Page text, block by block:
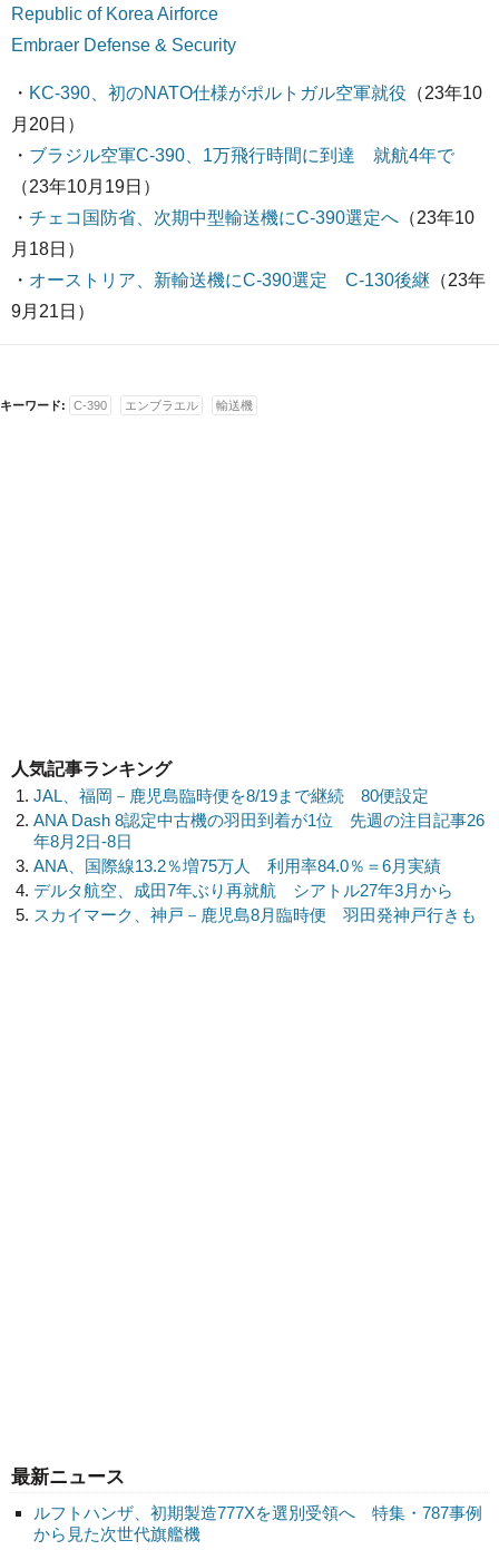
最新ニュース
ルフトハンザ、初期製造777Xを選別受領へ 特集・787事例
から見た次世代旗艦機
Republic of Korea Airforce
Embraer Defense & Security
・ KC-390、初のNATO仕様がポルトガル空軍就役 （23年10
月20日）
・ ブラジル空軍C-390、1万飛行時間に到達 就航4年で
（23年10月19日）
・ チェコ国防省、次期中型輸送機にC-390選定へ （23年10
月18日）
・ オーストリア、新輸送機にC-390選定 C-130後継 （23年
9月21日）
キーワード: C-390 エンブラエル 輸送機
人気記事ランキング
JAL、福岡－鹿児島臨時便を8/19まで継続 80便設定
ANA Dash 8認定中古機の羽田到着が1位 先週の注目記事26
年8月2日-8日
ANA、国際線13.2％増75万人 利用率84.0％＝6月実績
デルタ航空、成田7年ぶり再就航 シアトル27年3月から
スカイマーク、神戸－鹿児島8月臨時便 羽田発神戸行きも